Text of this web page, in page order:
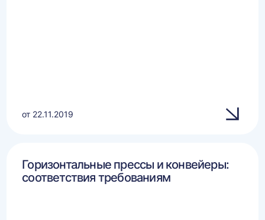
от 22.11.2019
Горизонтальные прессы и конвейеры:
соответствия требованиям